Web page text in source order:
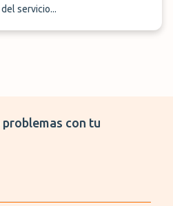
servicio...
con tu